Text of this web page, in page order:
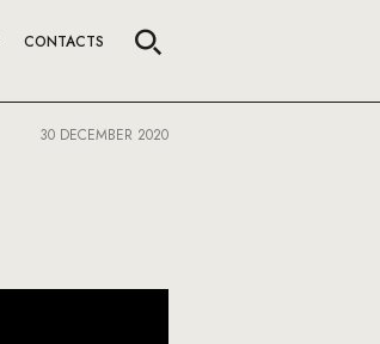
CONTACTS
30 DECEMBER 2020